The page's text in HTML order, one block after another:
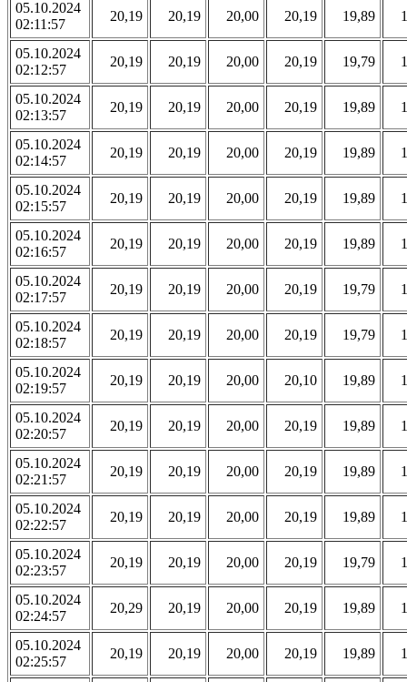
05.10.2024
02:11:57
20,19 20,19 20,00 20,19 19,89
05.10.2024
02:12:57
20,19 20,19 20,00 20,19 19,79
05.10.2024
02:13:57
20,19 20,19 20,00 20,19 19,89
05.10.2024
02:14:57
20,19 20,19 20,00 20,19 19,89
05.10.2024
02:15:57
20,19 20,19 20,00 20,19 19,89
05.10.2024
02:16:57
20,19 20,19 20,00 20,19 19,89
05.10.2024
02:17:57
20,19 20,19 20,00 20,19 19,79
05.10.2024
02:18:57
20,19 20,19 20,00 20,19 19,79
05.10.2024
02:19:57
20,19 20,19 20,00 20,10 19,89
05.10.2024
02:20:57
20,19 20,19 20,00 20,19 19,89
05.10.2024
02:21:57
20,19 20,19 20,00 20,19 19,89
05.10.2024
02:22:57
20,19 20,19 20,00 20,19 19,89
05.10.2024
02:23:57
20,19 20,19 20,00 20,19 19,79
05.10.2024
02:24:57
20,29 20,19 20,00 20,19 19,89
05.10.2024
02:25:57
20,19 20,19 20,00 20,19 19,89